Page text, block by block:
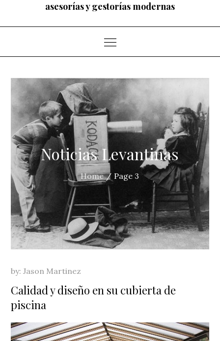
asesorías y gestorías modernas
Noticias Levantinas
Home Page 3
by:Jason Martinez
Calidad y diseño en su cubierta de
piscina